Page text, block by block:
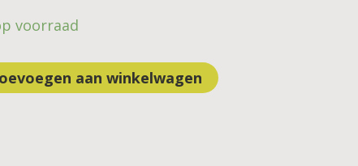
voorraad
aan winkelwagen